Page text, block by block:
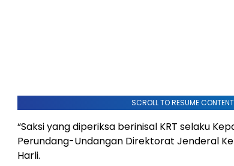
SCROLL TO RESUME CONTENT
“Saksi yang diperiksa berinisal KRT selaku
Perundang-Undangan Direktorat Jenderal
Harli.